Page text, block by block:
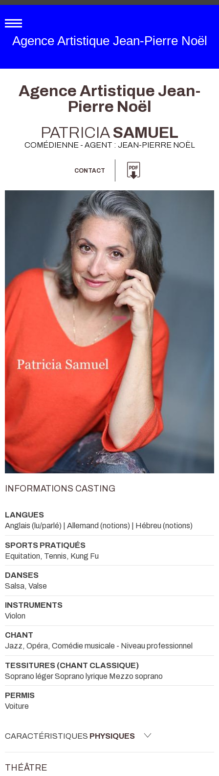
Agence Artistique Jean-Pierre Noël
Agence Artistique Jean-
Pierre Noël
PATRICIA SAMUEL
COMÉDIENNE - AGENT : JEAN-PIERRE NOËL
CONTACT
INFORMATIONS CASTING
LANGUES
Anglais (lu/parlé) | Allemand (notions) | Hébreu (notions)
SPORTS PRATIQUÉS
Equitation, Tennis, Kung Fu
DANSES
Salsa, Valse
INSTRUMENTS
Violon
CHANT
Jazz, Opéra, Comédie musicale - Niveau professionnel
TESSITURES (CHANT CLASSIQUE)
Soprano léger Soprano lyrique Mezzo soprano
PERMIS
Voiture
CARACTÉRISTIQUES PHYSIQUES
THÉÂTRE